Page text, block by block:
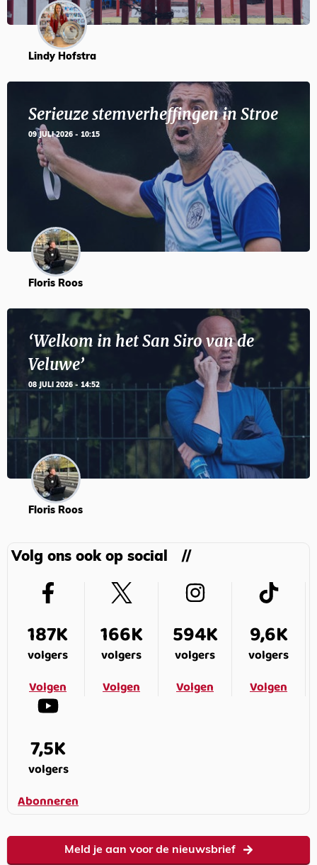
Lindy Hofstra
Serieuze stemverheffingen in Stroe
09 JULI 2026 - 10:15
Floris Roos
‘Welkom in het San Siro van de
Veluwe’
08 JULI 2026 - 14:52
Floris Roos
Volg ons ook op social
187K
volgers
Volgen
166K
volgers
Volgen
594K
volgers
Volgen
9,6K
volgers
Volgen
7,5K
volgers
Abonneren
Meld je aan voor de nieuwsbrief